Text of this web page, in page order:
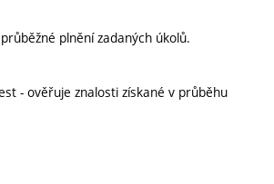
plnění zadaných úkolů.
- ověřuje znalosti získané v průběhu